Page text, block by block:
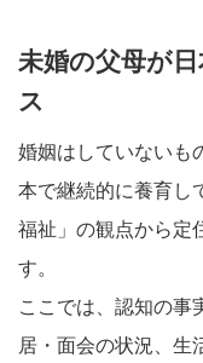
未婚の父母が
ス
婚姻はしていないも
本で継続的に養育し
福祉」の観点から定
す。
ここでは、認知の事
居・面会の状況、生